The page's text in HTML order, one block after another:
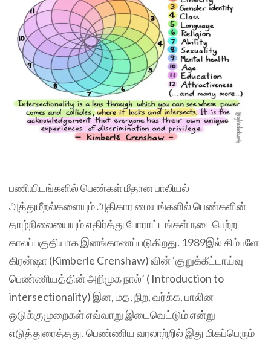
பணியிடங்களில் பெண்கள் மீதான பாலியல்
அத்துமீறல்களையும் அதிகார மையங்களில் பெண்களின்
தாழ்நிலையையும் எதிர்த்து போராட்டங்கள் நடைபெற்ற
காலப்பகுதியாக இனங்காணப்படுகிறது. 1989இல் கிம்பளே
கிரன்ஷா (Kimberle Crenshaw) வின் ‘குறுக்கீட்டாய்வு
பெண்ணியத்தின் அறிமுக நால்’ ( Introduction to
intersectionality) இன, மத, நிற, வர்க்க, பாலின
ஒடுக்குமுறைகள் எவ்வாறு இடைவெட்டும் என்று
எடுத்துரைத்தது. பெண்ணிய வரலாற்றில் இது மிகப்பெரும்